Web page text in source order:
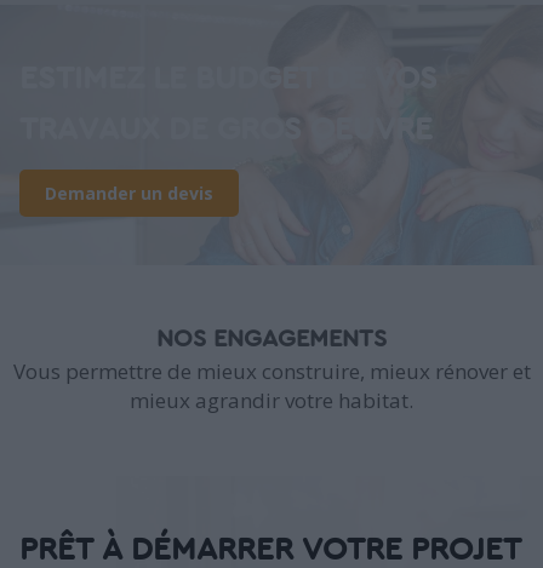
Demander un devis
NOS ENGAGEMENTS
Vous permettre de mieux construire, mieux rénover et
mieux agrandir votre habitat.
PRÊT À DÉMARRER VOTRE PROJET